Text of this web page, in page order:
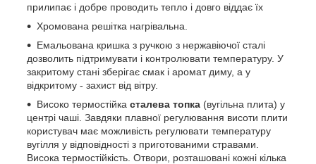
прилипає і добре проводить тепло і довго віддає їх
Хромована решітка нагрівальна.
Емальована кришка з ручкою з нержавіючої сталі
дозволить підтримувати і контролювати температуру. У
закритому стані зберігає смак і аромат диму, а у
відкритому - захист від вітру.
Високо термостійка сталева топка (вугільна плита) у
центрі чаші. Завдяки плавної регулювання висоти плити
користувач має можливість регулювати температуру
вугілля у відповідності з приготованими стравами.
Висока термостійкість. Отвори, розташовані кожні кілька